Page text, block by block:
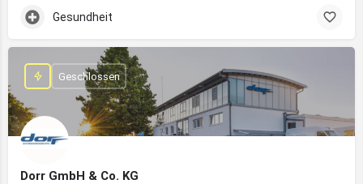
Gesundheit
Dorr GmbH & Co. KG
Geschlossen